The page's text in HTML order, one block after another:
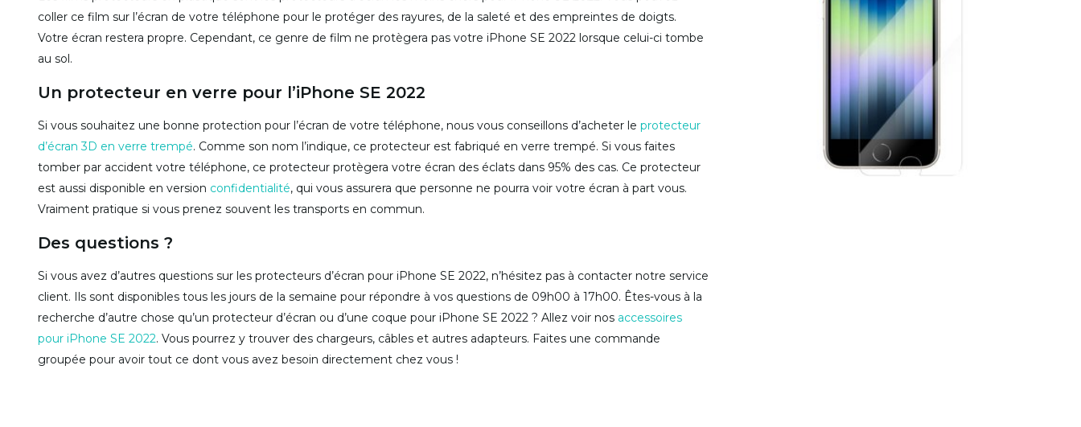
coller ce film sur l’écran de votre téléphone pour le protéger des rayures, de la saleté et des empreintes de doigts.
Votre écran restera propre. Cependant, ce genre de film ne protègera pas votre iPhone SE 2022 lorsque celui-ci tombe
au sol.
Un protecteur en verre pour l’iPhone SE 2022
Si vous souhaitez une bonne protection pour l’écran de votre téléphone, nous vous conseillons d’acheter le protecteur
d’écran 3D en verre trempé. Comme son nom l’indique, ce protecteur est fabriqué en verre trempé. Si vous faites
tomber par accident votre téléphone, ce protecteur protègera votre écran des éclats dans 95% des cas. Ce protecteur
est aussi disponible en version confidentialité, qui vous assurera que personne ne pourra voir votre écran à part vous.
Vraiment pratique si vous prenez souvent les transports en commun.
Des questions ?
Si vous avez d’autres questions sur les protecteurs d’écran pour iPhone SE 2022, n’hésitez pas à contacter notre service
client. Ils sont disponibles tous les jours de la semaine pour répondre à vos questions de 09h00 à 17h00. Êtes-vous à la
recherche d’autre chose qu’un protecteur d’écran ou d’une coque pour iPhone SE 2022 ? Allez voir nos accessoires
pour iPhone SE 2022. Vous pourrez y trouver des chargeurs, câbles et autres adapteurs. Faites une commande
groupée pour avoir tout ce dont vous avez besoin directement chez vous !